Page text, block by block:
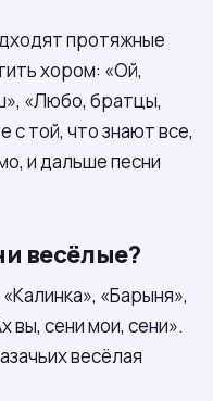
протяжные
хором: «Ой,
«Любо, братцы,
с той, что знают все,
и дальше песни
весёлые?
«Барыня»,
вы, сени мои, сени».
весёлая